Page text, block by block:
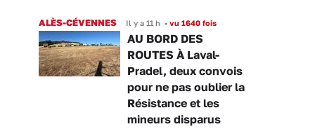
ALÈS-CÉVENNES Il y a 11 h • vu 1640 fois
AU BORD DES
ROUTES À Laval-
Pradel, deux convois
pour ne pas oublier la
Résistance et les
mineurs disparus